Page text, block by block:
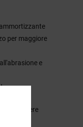
per maggiore
e
Poliestere